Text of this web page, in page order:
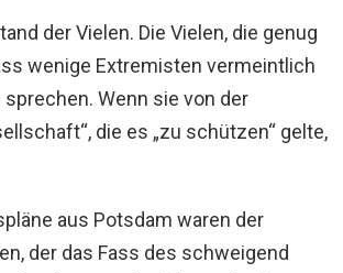
der Vielen. Die Vielen, die genug
wenige Extremisten vermeintlich
Wenn sie von der
die es „zu schützen“ gelte,
aus Potsdam waren der
der das Fass des schweigend